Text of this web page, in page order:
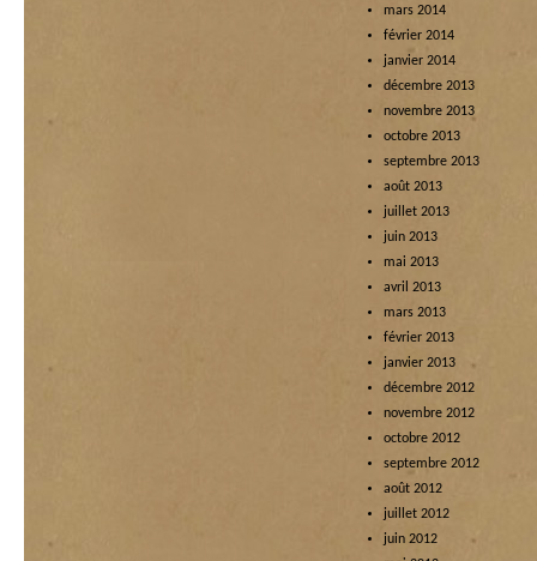
mars 2014
février 2014
janvier 2014
décembre 2013
novembre 2013
octobre 2013
septembre 2013
août 2013
juillet 2013
juin 2013
mai 2013
avril 2013
mars 2013
février 2013
janvier 2013
décembre 2012
novembre 2012
octobre 2012
septembre 2012
août 2012
juillet 2012
juin 2012